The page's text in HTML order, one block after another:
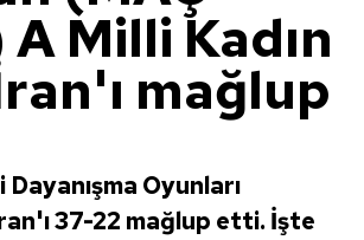
Milli Kadın
mağlup
Dayanışma Oyunları
37-22 mağlup etti. İşte